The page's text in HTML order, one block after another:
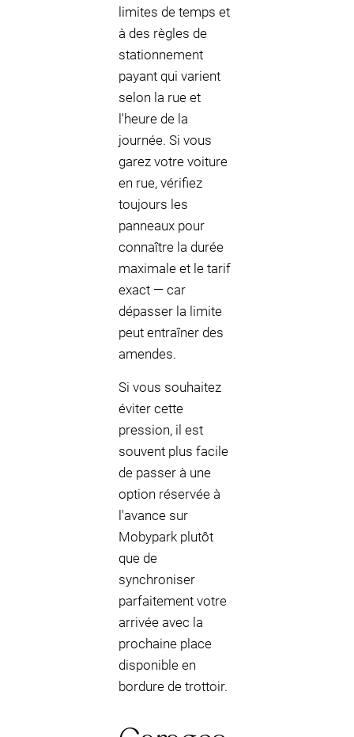
limites de temps et
à des règles de
stationnement
payant qui varient
selon la rue et
l'heure de la
journée. Si vous
garez votre voiture
en rue, vérifiez
toujours les
panneaux pour
connaître la durée
maximale et le tarif
exact — car
dépasser la limite
peut entraîner des
amendes.
Si vous souhaitez
éviter cette
pression, il est
souvent plus facile
de passer à une
option réservée à
l'avance sur
Mobypark plutôt
que de
synchroniser
parfaitement votre
arrivée avec la
prochaine place
disponible en
bordure de trottoir.